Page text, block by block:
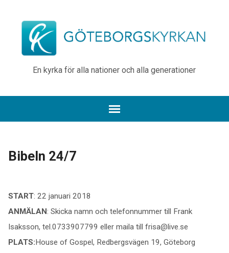
En kyrka för alla nationer och alla generationer
Bibeln 24/7
START: 22 januari 2018
ANMÄLAN: Skicka namn och telefonnummer till Frank
Isaksson, tel.0733907799 eller maila till frisa@live.se
PLATS:House of Gospel, Redbergsvägen 19, Göteborg